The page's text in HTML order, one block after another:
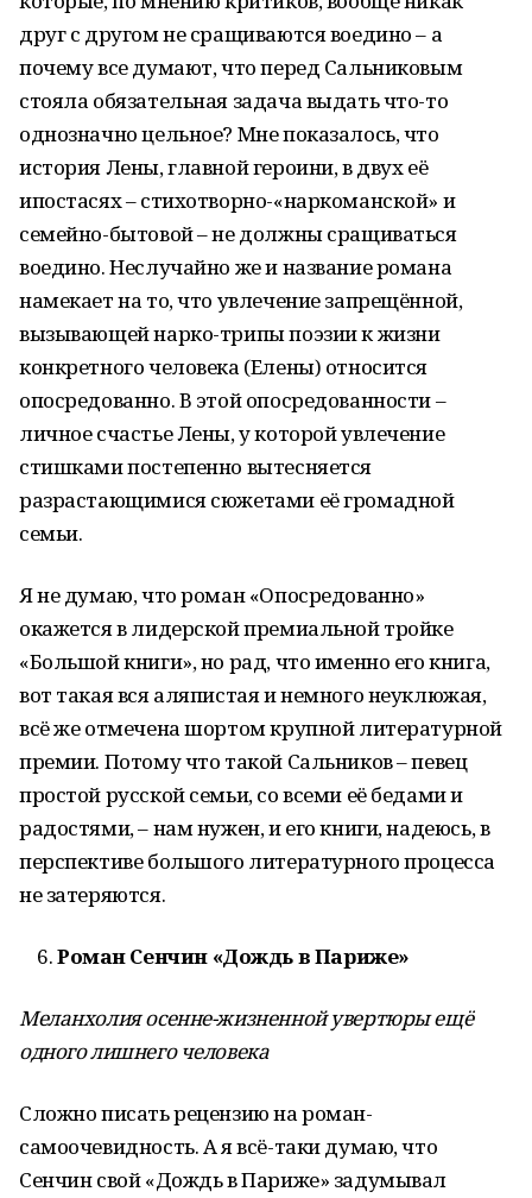
друг с другом не сращиваются воедино – а
почему все думают, что перед Сальниковым
стояла обязательная задача выдать что-то
однозначно цельное? Мне показалось, что
история Лены, главной героини, в двух её
ипостасях – стихотворно-«наркоманской» и
семейно-бытовой – не должны сращиваться
воедино. Неслучайно же и название романа
намекает на то, что увлечение запрещённой,
вызывающей нарко-трипы поэзии к жизни
конкретного человека (Елены) относится
опосредованно. В этой опосредованности –
личное счастье Лены, у которой увлечение
стишками постепенно вытесняется
разрастающимися сюжетами её громадной
семьи.
Я не думаю, что роман «Опосредованно»
окажется в лидерской премиальной тройке
«Большой книги», но рад, что именно его книга,
вот такая вся аляпистая и немного неуклюжая,
всё же отмечена шортом крупной литературной
премии. Потому что такой Сальников – певец
простой русской семьи, со всеми её бедами и
радостями, – нам нужен, и его книги, надеюсь, в
перспективе большого литературного процесса
не затеряются.
Роман Сенчин «Дождь в Париже»
Меланхолия осенне-жизненной увертюры ещё
одного лишнего человека
Сложно писать рецензию на роман-
самоочевидность. А я всё-таки думаю, что
Сенчин свой «Дождь в Париже» задумывал